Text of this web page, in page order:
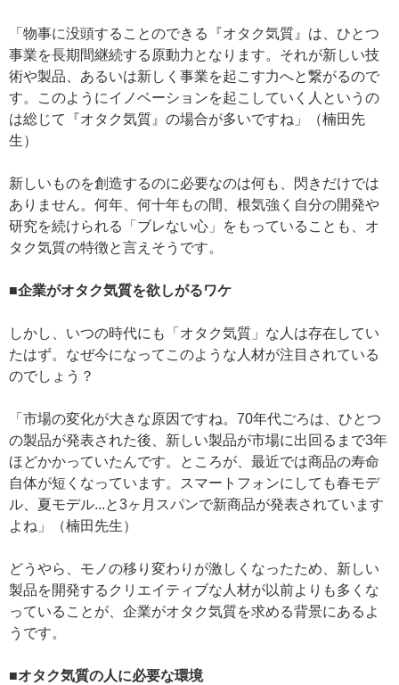
「物事に没頭することのできる『オタク気質』は、ひとつ
事業を長期間継続する原動力となります。それが新しい技
術や製品、あるいは新しく事業を起こす力へと繋がるので
す。このようにイノベーションを起こしていく人というの
は総じて『オタク気質』の場合が多いですね」（楠田先
生）
新しいものを創造するのに必要なのは何も、閃きだけでは
ありません。何年、何十年もの間、根気強く自分の開発や
研究を続けられる「ブレない心」をもっていることも、オ
タク気質の特徴と言えそうです。
■企業がオタク気質を欲しがるワケ
しかし、いつの時代にも「オタク気質」な人は存在してい
たはず。なぜ今になってこのような人材が注目されている
のでしょう？
「市場の変化が大きな原因ですね。70年代ごろは、ひとつ
の製品が発表された後、新しい製品が市場に出回るまで3年
ほどかかっていたんです。ところが、最近では商品の寿命
自体が短くなっています。スマートフォンにしても春モデ
ル、夏モデル...と3ヶ月スパンで新商品が発表されています
よね」（楠田先生）
どうやら、モノの移り変わりが激しくなったため、新しい
製品を開発するクリエイティブな人材が以前よりも多くな
っていることが、企業がオタク気質を求める背景にあるよ
うです。
■オタク気質の人に必要な環境